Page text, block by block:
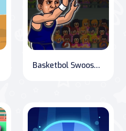
Basketbol Swooshes